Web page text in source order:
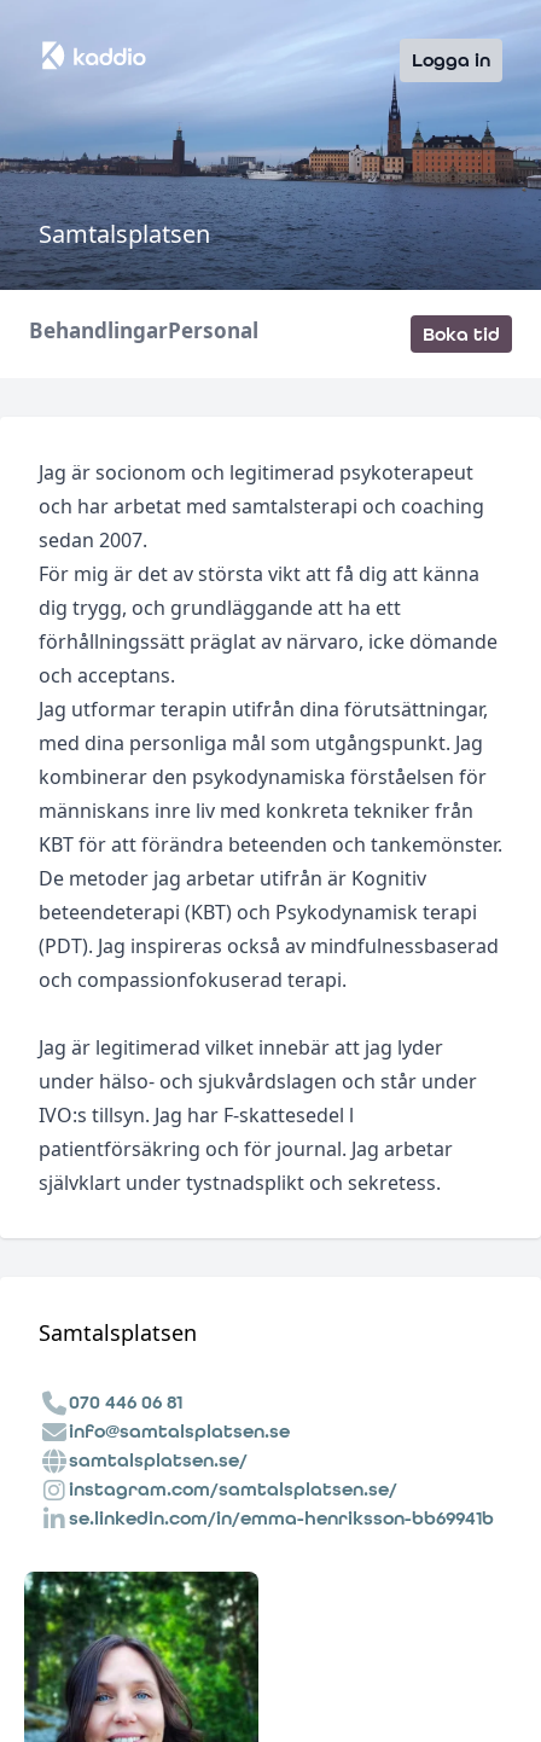
Logga in
Samtalsplatsen
BehandlingarPersonal Boka tid
Jag är socionom och legitimerad psykoterapeut
och har arbetat med samtalsterapi och coaching
sedan 2007.
För mig är det av största vikt att få dig att känna
dig trygg, och grundläggande att ha ett
förhållningssätt präglat av närvaro, icke dömande
och acceptans.
Jag utformar terapin utifrån dina förutsättningar,
med dina personliga mål som utgångspunkt. Jag
kombinerar den psykodynamiska förståelsen för
människans inre liv med konkreta tekniker från
KBT för att förändra beteenden och tankemönster.
De metoder jag arbetar utifrån är Kognitiv
beteendeterapi (KBT) och Psykodynamisk terapi
(PDT). Jag inspireras också av mindfulnessbaserad
och compassionfokuserad terapi.
Jag är legitimerad vilket innebär att jag lyder
under hälso- och sjukvårdslagen och står under
IVO:s tillsyn. Jag har F-skattesedel l
patientförsäkring och för journal. Jag arbetar
självklart under tystnadsplikt och sekretess.
Samtalsplatsen
070 446 06 81
info@samtalsplatsen.se
samtalsplatsen.se/
instagram.com/samtalsplatsen.se/
se.linkedin.com/in/emma-henriksson-bb69941b